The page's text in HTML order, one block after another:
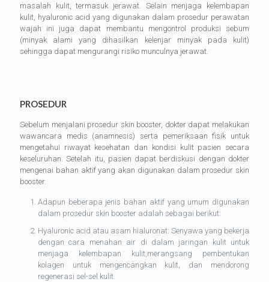
masalah kulit, termasuk jerawat. Selain menjaga kelembapan
kulit, hyaluronic acid yang digunakan dalam prosedur perawatan
wajah ini juga dapat membantu mengontrol produksi sebum
(minyak alami yang dihasilkan kelenjar minyak pada kulit)
sehingga dapat mengurangi risiko munculnya jerawat.
PROSEDUR
Sebelum menjalani prosedur skin booster, dokter dapat melakukan
wawancara medis (anamnesis) serta pemeriksaan fisik untuk
mengetahui riwayat kesehatan dan kondisi kulit pasien secara
keseluruhan. Setelah itu, pasien dapat berdiskusi dengan dokter
mengenai bahan aktif yang akan digunakan dalam prosedur skin
booster.
Adapun beberapa jenis bahan aktif yang umum digunakan
dalam prosedur skin booster adalah sebagai berikut:
Hyaluronic acid atau asam hialuronat: Senyawa yang bekerja
dengan cara menahan air di dalam jaringan kulit untuk
menjaga kelembapan kulit,merangsang pembentukan
kolagen untuk mengencangkan kulit, dan mendorong
regenerasi sel-sel kulit.